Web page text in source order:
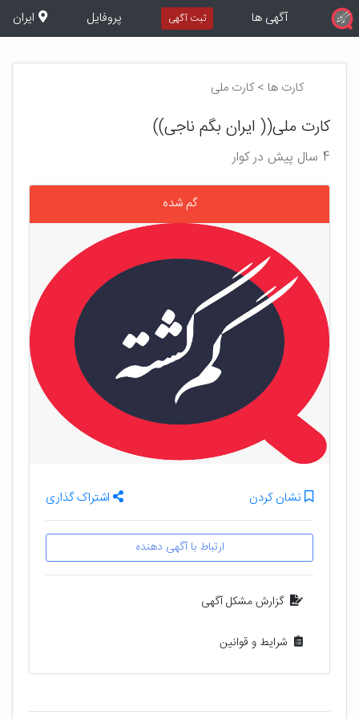
آگهی ها ثبت آگهی پروفایل ایران
کارت ها > کارت ملی
کارت ملی(( ایران بگم ناجی))
4 سال پیش در کوار
گم شده
نشان کردن اشتراک گذاری
ارتباط با آگهی دهنده
گزارش مشکل آگهی
شرایط و قوانین